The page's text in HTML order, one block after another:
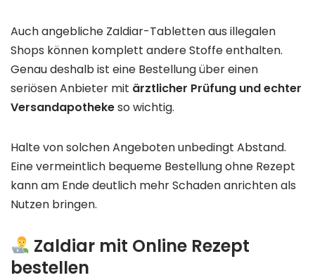
Auch angebliche Zaldiar-Tabletten aus illegalen
Shops können komplett andere Stoffe enthalten.
Genau deshalb ist eine Bestellung über einen
seriösen Anbieter mit ärztlicher Prüfung und echter
Versandapothekeso wichtig.
Halte von solchen Angeboten unbedingt Abstand.
Eine vermeintlich bequeme Bestellung ohne Rezept
kann am Ende deutlich mehr Schaden anrichten als
Nutzen bringen.
Zaldiar mit Online Rezept
bestellen